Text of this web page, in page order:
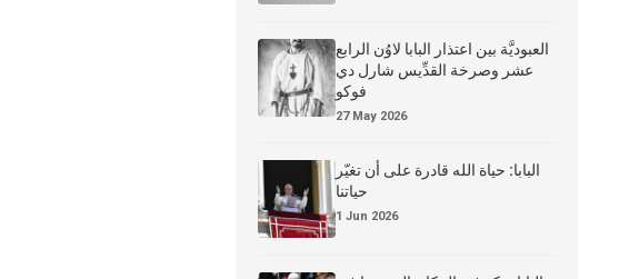
العبوديَّة بين اعتذار البابا لاوُن الرابع
عشر وصرخة القدِّيس شارل دي
فوكو
27 May 2026
البابا: حياة الله قادرة على أن تغيّر
حياتنا
1 Jun 2026